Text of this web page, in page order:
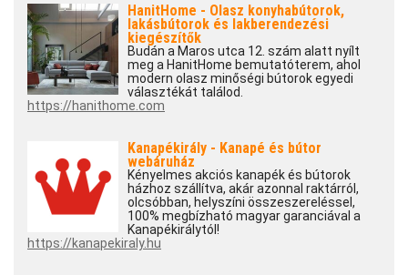
HanitHome - Olasz konyhabútorok,
lakásbútorok és lakberendezési
kiegészítők
Budán a Maros utca 12. szám alatt nyílt
meg a HanitHome bemutatóterem, ahol
modern olasz minőségi bútorok egyedi
választékát találod.
https://hanithome.com
Kanapékirály - Kanapé és bútor
webáruház
Kényelmes akciós kanapék és bútorok
házhoz szállítva, akár azonnal raktárról,
olcsóbban, helyszíni összeszereléssel,
100% megbízható magyar garanciával a
Kanapékirálytól!
https://kanapekiraly.hu